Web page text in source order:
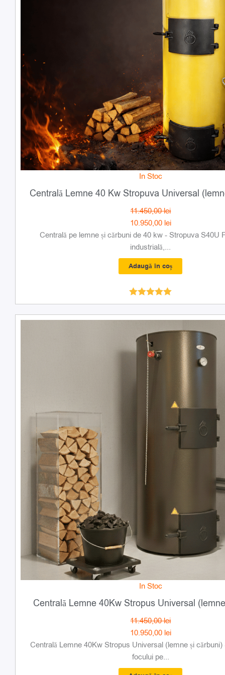
In Stoc
Centrală Lemne 40 Kw Stropuva Universal
11.450,00lei
10.950,00 lei
Centrală pe lemne și cărbuni de 40 kw - Stropuva S40U
industrială,...
Adaugă în coș
Evaluat la
4.99
In Stoc
Centrală Lemne 40Kw Stropus Universal
11.450,00lei
Prețul
inițial
a
fost:
11.450,00 lei.
10.950,00 lei
Prețul
curent
este:
10.950,00 lei.
Centrală Lemne 40Kw Stropus Universal (lemne și cărbuni)
focului pe...